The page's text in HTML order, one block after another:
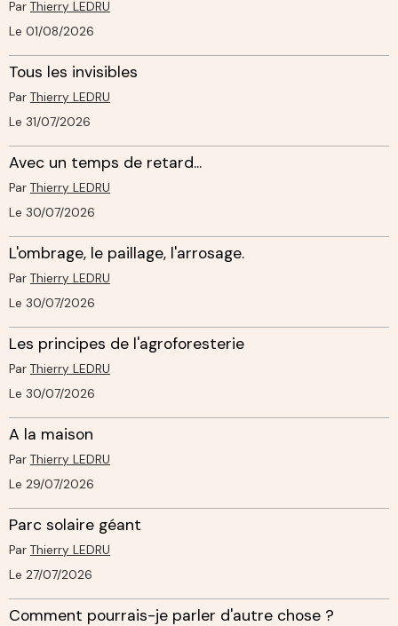
Par Thierry LEDRU
Le 01/08/2026
Tous les invisibles
Par Thierry LEDRU
Le 31/07/2026
Avec un temps de retard...
Par Thierry LEDRU
Le 30/07/2026
L'ombrage, le paillage, l'arrosage.
Par Thierry LEDRU
Le 30/07/2026
Les principes de l'agroforesterie
Par Thierry LEDRU
Le 30/07/2026
A la maison
Par Thierry LEDRU
Le 29/07/2026
Parc solaire géant
Par Thierry LEDRU
Le 27/07/2026
Comment pourrais-je parler d'autre chose ?